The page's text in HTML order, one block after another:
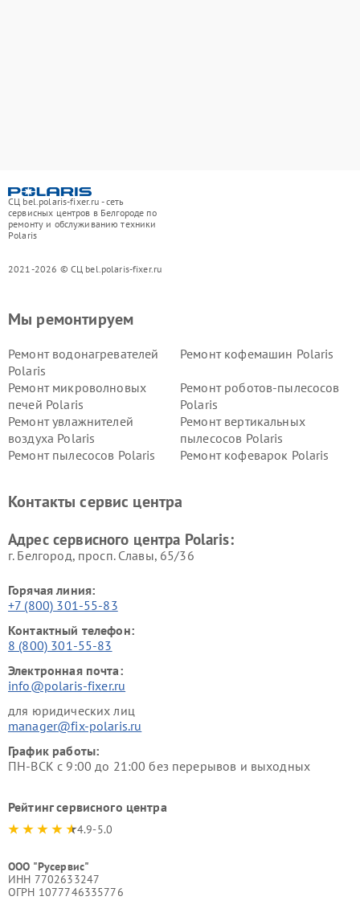
СЦ bel.polaris-fixer.ru - сеть
сервисных центров в Белгороде по
ремонту и обслуживанию техники
Polaris
2021-2026 © СЦ bel.polaris-fixer.ru
Мы ремонтируем
Ремонт водонагревателей
Polaris
Ремонт кофемашин Polaris
Ремонт микроволновых
печей Polaris
Ремонт роботов-пылесосов
Polaris
Ремонт увлажнителей
воздуха Polaris
Ремонт вертикальных
пылесосов Polaris
Ремонт пылесосов Polaris
Ремонт кофеварок Polaris
Контакты сервис центра
Адрес сервисного центра Polaris:
г. Белгород, просп. Славы, 65/36
Горячая линия:
+7 (800) 301-55-83
Контактный телефон:
8 (800) 301-55-83
Электронная почта:
info@polaris-fixer.ru
для юридических лиц
manager@fix-polaris.ru
График работы:
ПН-ВСК с 9:00 до 21:00 без перерывов и выходных
Рейтинг сервисного центра
4.9-5.0
ООО "Русервис"
ИНН 7702633247
ОГРН 1077746335776